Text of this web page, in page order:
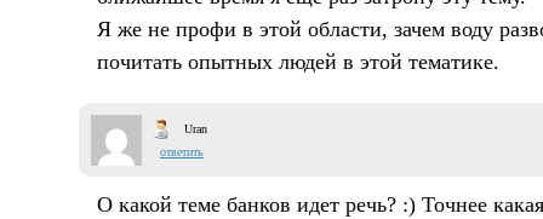
Я же не профи в этой области, зачем воду
почитать опытных людей в этой тематике.
Uran
ответить
О какой теме банков идет речь? :) Точнее